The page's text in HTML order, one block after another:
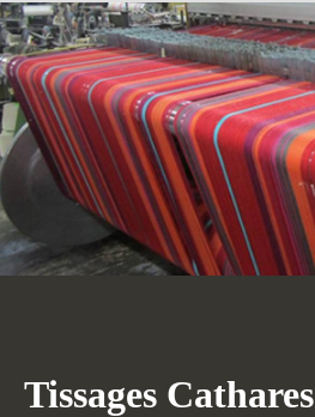
Tissages Cathares